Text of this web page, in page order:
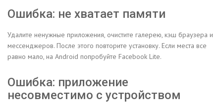
Ошибка: не хватает памяти
Удалите ненужные приложения, очистите галерею, кэш браузера и
мессенджеров. После этого повторите установку. Если места все
равно мало, на Android попробуйте Facebook Lite.
Ошибка: приложение
несовместимо с устройством